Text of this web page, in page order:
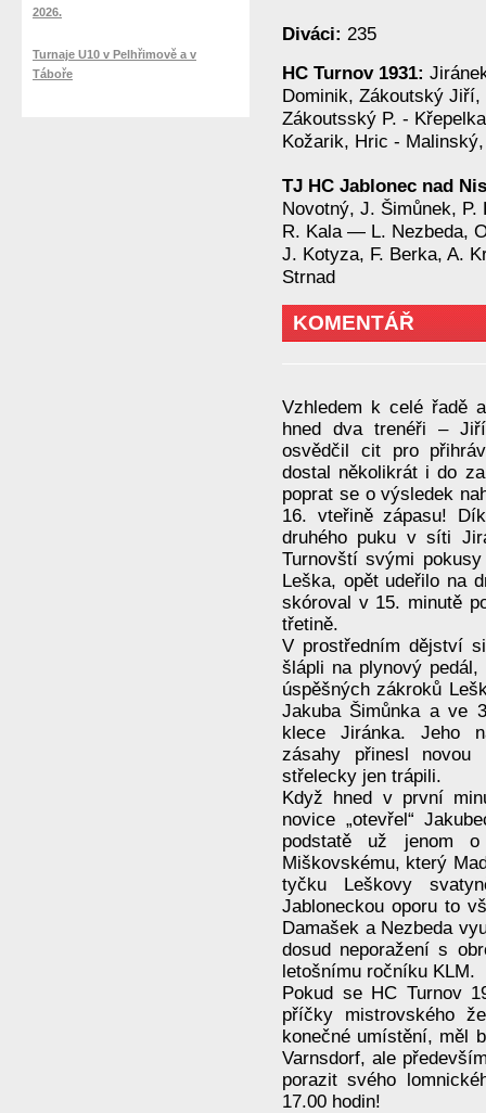
Diváci: 235
HC Turnov 1931:
Dominik, Zákoutský
Zákoutsský P. -
Kožarik, Hric -
TJ HC Jablonec nad
Novotný, J. Šimůnek,
R. Kala — L. Nezbeda,
J. Kotyza, F. Berka, A.
Strnad
KOMENTÁŘ
Vzhledem k celé řadě
hned dva trenéři –
osvědčil cit pro
dostal několikrát i do
poprat se o výsledek
16. vteřině zápasu!
druhého puku v síti
Turnovští svými
Leška, opět udeřilo na
skóroval v 15. minutě
třetině.
V prostředním dějství
šlápli na plynový
úspěšných zákroků
Jakuba Šimůnka a ve
klece Jiránka. Jeho
zásahy přinesl
střelecky jen trápili.
Když hned v první
novice „otevřel“
podstatě už jenom
Miškovskému, který
tyčku Leškovy
Jabloneckou oporu to
Damašek a Nezbeda
dosud neporažení s
letošnímu ročníku KLM.
Pokud se HC Turnov
příčky mistrovského
konečné umístění, měl
Varnsdorf, ale
porazit svého
17.00 hodin!
2026.
Turnaje U10 v Pelhřimově a v
Táboře